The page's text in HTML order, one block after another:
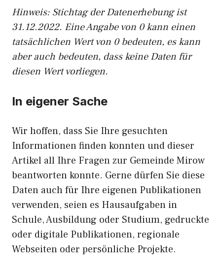
Hinweis: Stichtag der Datenerhebung ist
31.12.2022. Eine Angabe von 0 kann einen
tatsächlichen Wert von 0 bedeuten, es kann
aber auch bedeuten, dass keine Daten für
diesen Wert vorliegen.
In eigener Sache
Wir hoffen, dass Sie Ihre gesuchten
Informationen finden konnten und dieser
Artikel all Ihre Fragen zur Gemeinde Mirow
beantworten konnte. Gerne dürfen Sie diese
Daten auch für Ihre eigenen Publikationen
verwenden, seien es Hausaufgaben in
Schule, Ausbildung oder Studium, gedruckte
oder digitale Publikationen, regionale
Webseiten oder persönliche Projekte.